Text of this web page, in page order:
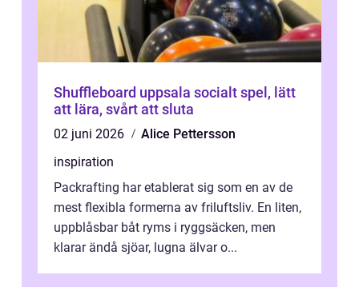
Shuffleboard uppsala socialt spel, lätt
att lära, svårt att sluta
02 juni 2026
Alice Pettersson
inspiration
Packrafting har etablerat sig som en av de
mest flexibla formerna av friluftsliv. En liten,
uppblåsbar båt ryms i ryggsäcken, men
klarar ändå sjöar, lugna älvar o...